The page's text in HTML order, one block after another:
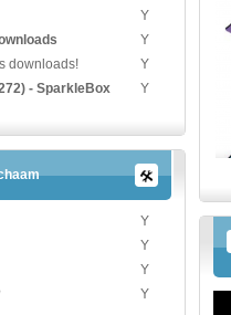
Y
Y
downloads!
Y
- SparkleBox
Y
Y
Y
Y
Y